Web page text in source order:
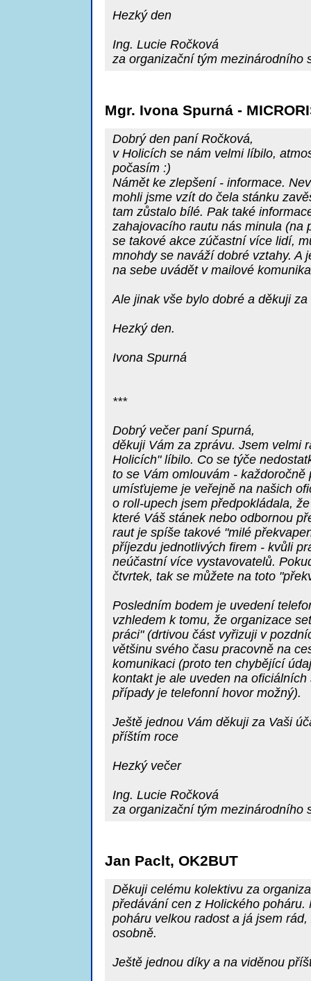
Hezký den
Ing. Lucie Ročková
za organizační tým mezinárodního
Mgr. Ivona Spurná -
Dobrý den paní Ročková,
v Holicích se nám velmi líbilo,
počasím :)
Námět ke zlepšení - informace.
mohli jsme vzít do čela stánku
tam zůstalo bílé. Pak také
zahajovacího rautu nás minula (na
se takové akce zúčastní více lidí,
mnohdy se naváží dobré vztahy. A
na sebe uvádět v mailové
Ale jinak vše bylo dobré a děkuji
Hezký den.
Ivona Spurná
***
Dobrý večer paní Spurná,
děkuji Vám za zprávu. Jsem velmi
Holicích" líbilo. Co se týče
to se Vám omlouvám -
umísťujeme je veřejně na našich
o roll-upech jsem předpokládala,
které Váš stánek nebo odbornou
raut je spíše takové "milé
příjezdu jednotlivých firem - kvůli
neúčastní více vystavovatelů.
čtvrtek, tak se můžete na toto
Posledním bodem je uvedení
vzhledem k tomu, že organizace
práci" (drtivou část vyřizuji v
většinu svého času pracovně na
komunikaci (proto ten chybějící
kontakt je ale uveden na
případy je telefonní hovor možný).
Ještě jednou Vám děkuji za Vaši
příštím roce
Hezký večer
Ing. Lucie Ročková
za organizační tým mezinárodního
Jan Paclt, OK2BUT
Děkuji celému kolektivu za
předávání cen z Holického
poháru velkou radost a já jsem
osobně.
Ještě jednou díky a na viděnou